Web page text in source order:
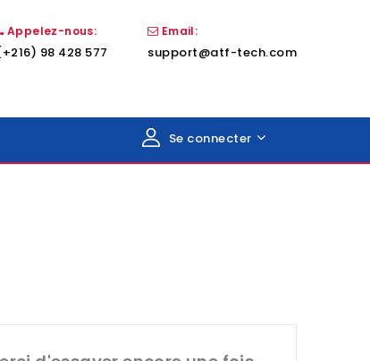
Appelez-nous:
98 428 577
Email:
support@atf-tech.com
Se connecter